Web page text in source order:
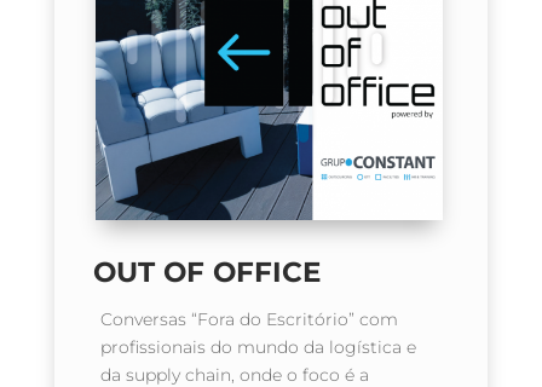
OUT OF OFFICE
Conversas “Fora do Escritório” com
profissionais do mundo da logística e
da supply chain, onde o foco é a